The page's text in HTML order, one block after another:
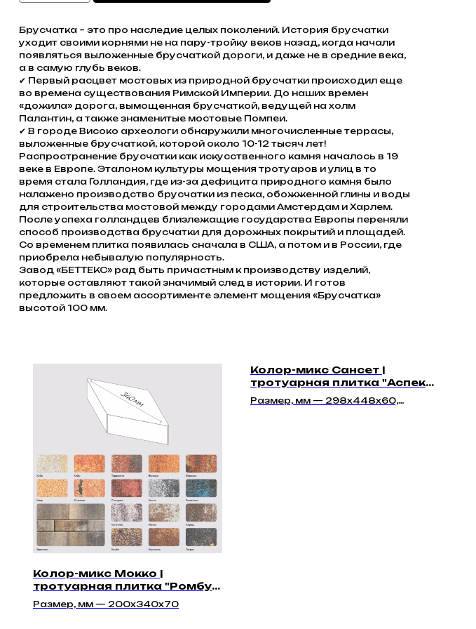
Брусчатка – это про наследие целых поколений. История брусчатки
уходит своими корнями не на пару-тройку веков назад, когда начали
появляться выложенные брусчаткой дороги, и даже не в средние века,
а в самую глубь веков.
✔ Первый расцвет мостовых из природной брусчатки происходил еще
во времена существования Римской Империи. До наших времен
«дожила» дорога, вымощенная брусчаткой, ведущей на холм
Палантин, а также знаменитые мостовые Помпеи.
✔ В городе Високо археологи обнаружили многочисленные террасы,
выложенные брусчаткой, которой около 10-12 тысяч лет!
Распространение брусчатки как искусственного камня началось в 19
веке в Европе. Эталоном культуры мощения тротуаров и улиц в то
время стала Голландия, где из-за дефицита природного камня было
налажено производство брусчатки из песка, обожженной глины и воды
для строительства мостовой между городами Амстердам и Харлем.
После успеха голландцев близлежащие государства Европы переняли
способ производства брусчатки для дорожных покрытий и площадей.
Со временем плитка появилась сначала в США, а потом и в России, где
приобрела небывалую популярность.
Завод «БЕТТЕКС» рад быть причастным к производству изделий,
которые оставляют такой значимый след в истории. И готов
предложить в своем ассортименте элемент мощения «Брусчатка»
высотой 100 мм.
Колор-микс Мокко |
тротуарная плитка "Ромбус
70мм" | Гладкая
Размер, мм — 200х340х70
Колор-микс Сансет |
тротуарная плитка "Аспект
60мм" | Гладкая
Размер, мм — 298х448х60,